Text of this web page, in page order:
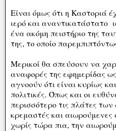
Είναι όμως ότι η Καστοριά
ιερό και αναντικατάστατο
ένα ακόμη πειστήριο της
της, το οποίο
Μερικοί θα σπεύσουν να
αναφορές της εφημερίδας
αγνοούν ότι είναι κυρίως
πολιτικές. Όπως και οι
περισσότερο τις πλάτες των
κρεμαστές και
χωρίς τώρα πια, την